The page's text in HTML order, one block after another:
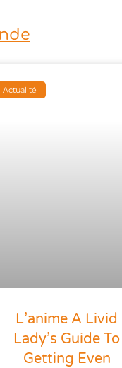
Actualité
L’anime A Livid
Lady’s Guide To
Getting Even